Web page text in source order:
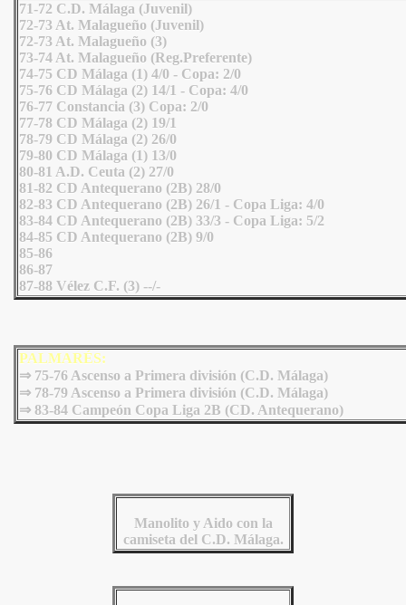
71-72 C.D. Málaga (Juvenil)
72-73 At. Malagueño (Juvenil)
72-73 At. Malagueño (3)
73-74 At. Malagueño (Reg.Preferente)
74-75 CD Málaga (1) 4/0 - Copa: 2/0
75-76 CD Málaga (2) 14/1 - Copa: 4/0
76-77 Constancia (3) Copa: 2/0
77-78 CD Málaga (2) 19/1
78-79 CD Málaga (2) 26/0
79-80 CD Málaga (1) 13/0
80-81 A.D. Ceuta (2) 27/0
81-82 CD Antequerano (2B) 28/0
82-83 CD Antequerano (2B) 26/1 - Copa Liga: 4/0
83-84 CD Antequerano (2B) 33/3 - Copa Liga: 5/2
84-85 CD Antequerano (2B) 9/0
85-86
86-87
87-88 Vélez C.F. (3) --/-
PALMARÉS:
⇒ 75-76 Ascenso a Primera división (C.D. Málaga)
⇒ 78-79 Ascenso a Primera división (C.D. Málaga)
⇒ 83-84 Campeón Copa Liga 2B (CD. Antequerano)
Manolito y Aido con la
camiseta del C.D. Málaga.